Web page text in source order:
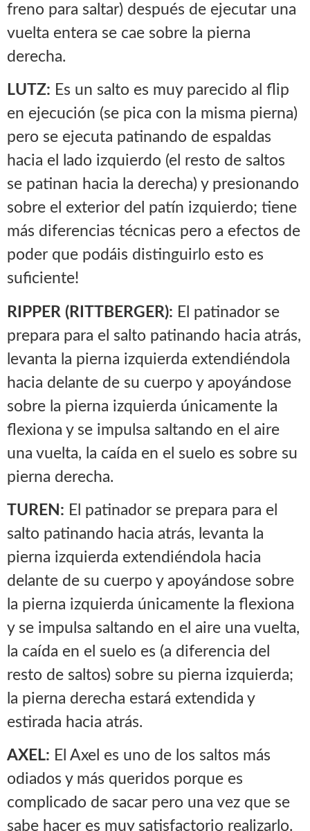
freno para saltar) después de ejecutar una
vuelta entera se cae sobre la pierna
derecha.
LUTZ: Es un salto es muy parecido al flip
en ejecución (se pica con la misma pierna)
pero se ejecuta patinando de espaldas
hacia el lado izquierdo (el resto de saltos
se patinan hacia la derecha) y presionando
sobre el exterior del patín izquierdo; tiene
más diferencias técnicas pero a efectos de
poder que podáis distinguirlo esto es
suficiente!
RIPPER (RITTBERGER): El patinador se
prepara para el salto patinando hacia atrás,
levanta la pierna izquierda extendiéndola
hacia delante de su cuerpo y apoyándose
sobre la pierna izquierda únicamente la
flexiona y se impulsa saltando en el aire
una vuelta, la caída en el suelo es sobre su
pierna derecha.
TUREN: El patinador se prepara para el
salto patinando hacia atrás, levanta la
pierna izquierda extendiéndola hacia
delante de su cuerpo y apoyándose sobre
la pierna izquierda únicamente la flexiona
y se impulsa saltando en el aire una vuelta,
la caída en el suelo es (a diferencia del
resto de saltos) sobre su pierna izquierda;
la pierna derecha estará extendida y
estirada hacia atrás.
AXEL: El Axel es uno de los saltos más
odiados y más queridos porque es
complicado de sacar pero una vez que se
sabe hacer es muy satisfactorio realizarlo.